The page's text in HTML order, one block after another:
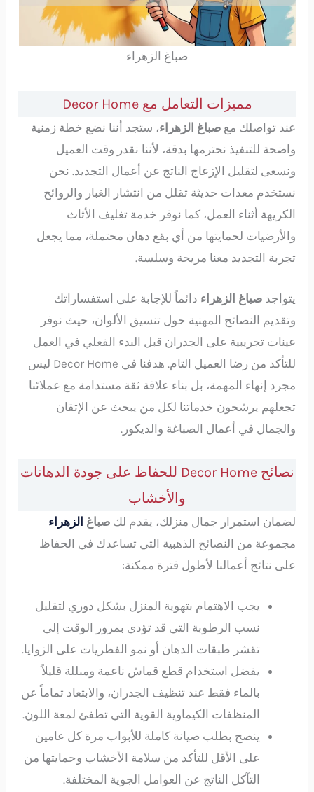
صباغ الزهراء
مميزات التعامل مع Decor Home
عند تواصلك معصباغ الزهراء، ستجد أننا نضع خطة زمنية
واضحة للتنفيذ نحترمها بدقة، لأننا نقدر وقت العميل
ونسعى لتقليل الإزعاج الناتج عن أعمال التجديد. نحن
نستخدم معدات حديثة تقلل من انتشار الغبار والروائح
الكريهة أثناء العمل، كما نوفر خدمة تغليف الأثاث
والأرضيات لحمايتها من أي بقع دهان محتملة، مما يجعل
تجربة التجديد معنا مريحة وسلسة.
يتواجدصباغ الزهراء دائماً للإجابة على استفساراتك
وتقديم النصائح المهنية حول تنسيق الألوان، حيث نوفر
عينات تجريبية على الجدران قبل البدء الفعلي في العمل
للتأكد من رضا العميل التام. هدفنا في Decor Home ليس
مجرد إنهاء المهمة، بل بناء علاقة ثقة مستدامة مع عملائنا
تجعلهم يرشحون خدماتنا لكل من يبحث عن الإتقان
والجمال في أعمال الصباغة والديكور.
نصائح Decor Home للحفاظ على جودة الدهانات
والأخشاب
لضمان استمرار جمال منزلك، يقدم لكصباغ الزهراء
مجموعة من النصائح الذهبية التي تساعدك في الحفاظ
على نتائج أعمالنا لأطول فترة ممكنة:
يجب الاهتمام بتهوية المنزل بشكل دوري لتقليل
نسب الرطوبة التي قد تؤدي بمرور الوقت إلى
تقشر طبقات الدهان أو نمو الفطريات على الزوايا.
يفضل استخدام قطع قماش ناعمة ومبللة قليلاً
بالماء فقط عند تنظيف الجدران، والابتعاد تماماً عن
المنظفات الكيماوية القوية التي تطفئ لمعة اللون.
ينصح بطلب صيانة كاملة للأبواب مرة كل عامين
على الأقل للتأكد من سلامة الأخشاب وحمايتها من
التآكل الناتج عن العوامل الجوية المختلفة.